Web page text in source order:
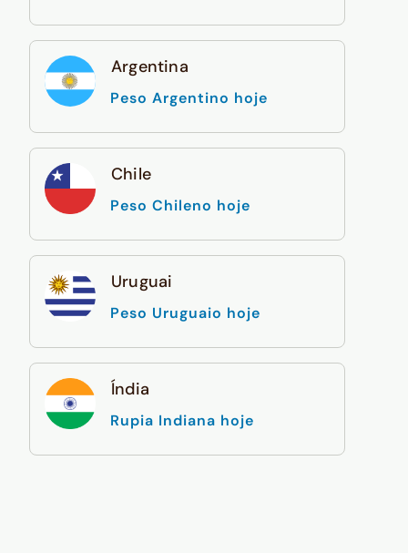
Argentina
Peso Argentino hoje
Chile
Peso Chileno hoje
Uruguai
Peso Uruguaio hoje
Índia
Rupia Indiana hoje